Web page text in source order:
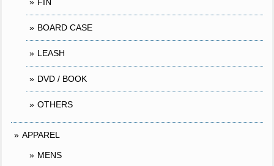
FIN
BOARD CASE
LEASH
DVD / BOOK
OTHERS
APPAREL
MENS